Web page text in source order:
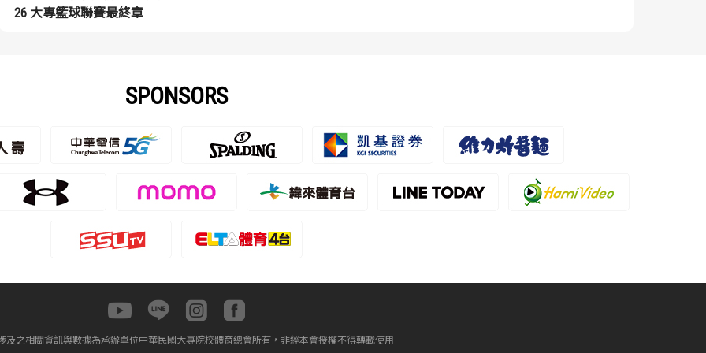
26 大專籃球聯賽最終章
SPONSORS
及之相關資訊與數據為承辦單位中華民國大專院校體育總會所有，非經本會授權不得轉載使用